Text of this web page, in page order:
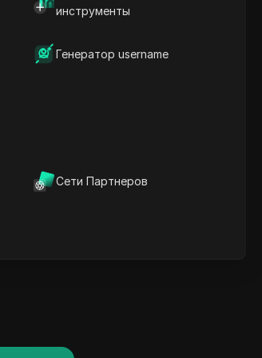
инструменты
Генератор username
Сети Партнеров